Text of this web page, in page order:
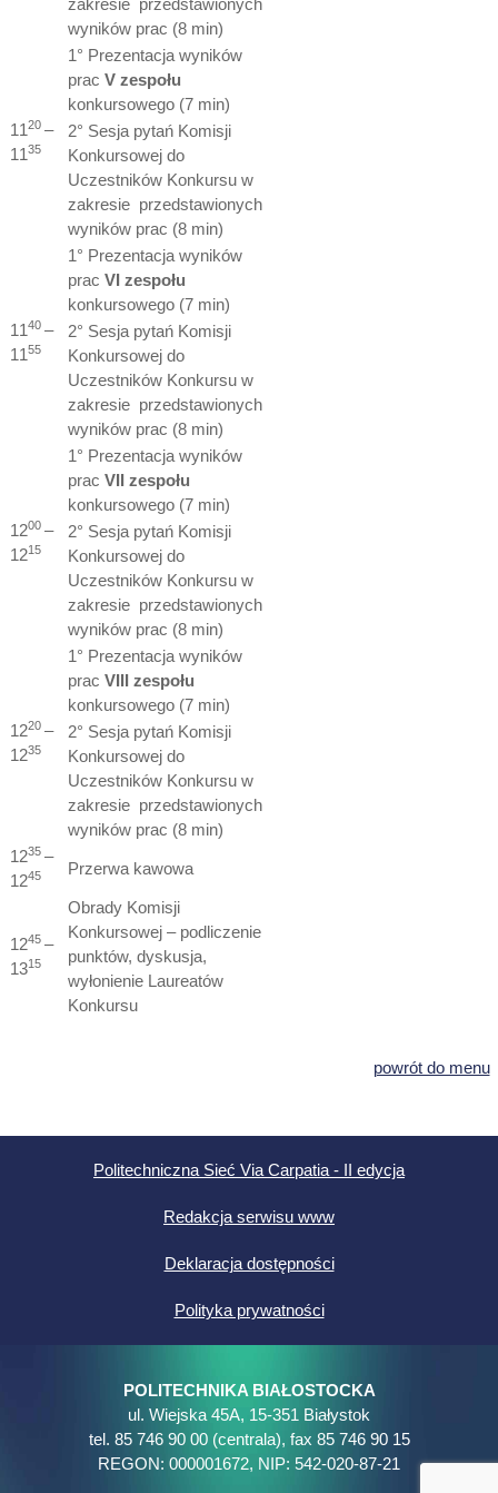
zakresie przedstawionych
wyników prac (8 min)
11 20 –
11 35
1° Prezentacja wyników
prac V zespołu
konkursowego (7 min)
2° Sesja pytań Komisji
Konkursowej do
Uczestników Konkursu w
zakresie przedstawionych
wyników prac (8 min)
11 40 –
11 55
1° Prezentacja wyników
prac VI zespołu
konkursowego (7 min)
2° Sesja pytań Komisji
Konkursowej do
Uczestników Konkursu w
zakresie przedstawionych
wyników prac (8 min)
1200 –
1215
1° Prezentacja wyników
prac VII zespołu
konkursowego (7 min)
2° Sesja pytań Komisji
Konkursowej do
Uczestników Konkursu w
zakresie przedstawionych
wyników prac (8 min)
1220 –
1235
1° Prezentacja wyników
prac VIII zespołu
konkursowego (7 min)
2° Sesja pytań Komisji
Konkursowej do
Uczestników Konkursu w
zakresie przedstawionych
wyników prac (8 min)
1235 –
1245 Przerwa kawowa
1245 –
1315
Obrady Komisji
Konkursowej – podliczenie
punktów, dyskusja,
wyłonienie Laureatów
Konkursu
powrót do menu
Politechniczna Sieć Via Carpatia - II edycja
Redakcja serwisu www
Deklaracja dostępności
Polityka prywatności
POLITECHNIKA BIAŁOSTOCKA
ul. Wiejska 45A, 15-351 Białystok
tel. 85 746 90 00 (centrala), fax 85 746 90 15
REGON: 000001672, NIP: 542-020-87-21